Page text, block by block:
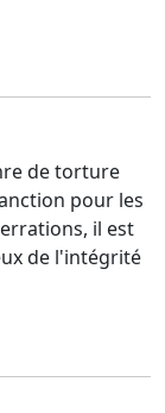
de torture
pour les
il est
de l'intégrité